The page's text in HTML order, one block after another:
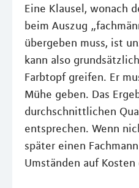
Eine Klausel, wonach
beim Auszug
übergeben muss, ist
kann also
Farbtopf greifen. Er
Mühe geben. Das
durchschnittlichen
entsprechen. Wenn
später einen
Umständen auf